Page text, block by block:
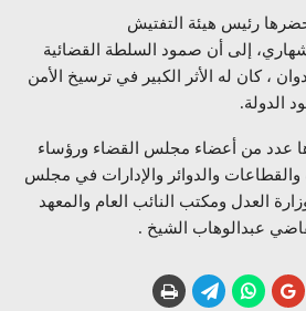
رئيس هيئة التفتيش
إلى أن صمود السلطة القضائية
، كان له الأثر الكبير في ترسيخ الأمن
الدولة.
عدد من أعضاء مجلس القضاء ورؤساء
والقطاعات والدوائر والإدارات في مجلس
العدل ومكتب النائب العام والمعهد
عبدالوهاب الشيخ .